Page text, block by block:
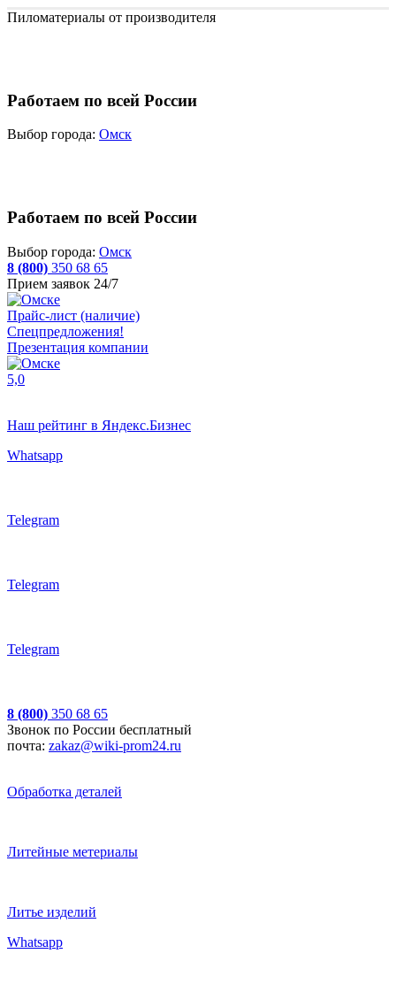
Пиломатериалы от производителя
Работаем по всей России
Выбор города: Омск
Работаем по всей России
Выбор города: Омск
8 (800) 350 68 65
Прием заявок 24/7
Прайс-лист (наличие)
Спецпредложения!
Презентация компании
5,0
Наш рейтинг в Яндекс.Бизнес
Whatsapp
Telegram
Telegram
Telegram
8 (800) 350 68 65
Звонок по России бесплатный
почта: zakaz@wiki-prom24.ru
Обработка деталей
Литейные метериалы
Литье изделий
Whatsapp